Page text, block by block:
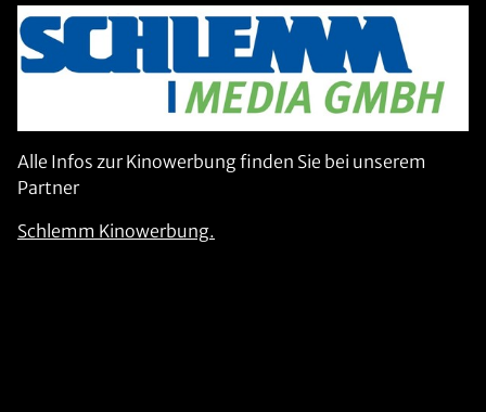
Alle Infos zur Kinowerbung finden Sie bei unserem
Partner
Schlemm Kinowerbung.